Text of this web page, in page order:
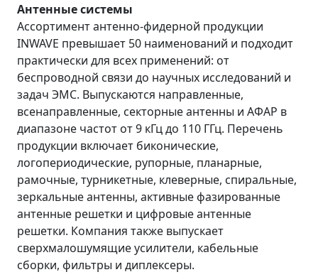
Антенные системы
Ассортимент антенно-фидерной продукции
INWAVE превышает 50 наименований и подходит
практически для всех применений: от
беспроводной связи до научных исследований и
задач ЭМС. Выпускаются направленные,
всенаправленные, секторные антенны и АФАР в
диапазоне частот от 9 кГц до 110 ГГц. Перечень
продукции включает биконические,
логопериодические, рупорные, планарные,
рамочные, турникетные, клеверные, спиральные,
зеркальные антенны, активные фазированные
антенные решетки и цифровые антенные
решетки. Компания также выпускает
сверхмалошумящие усилители, кабельные
сборки, фильтры и диплексеры.